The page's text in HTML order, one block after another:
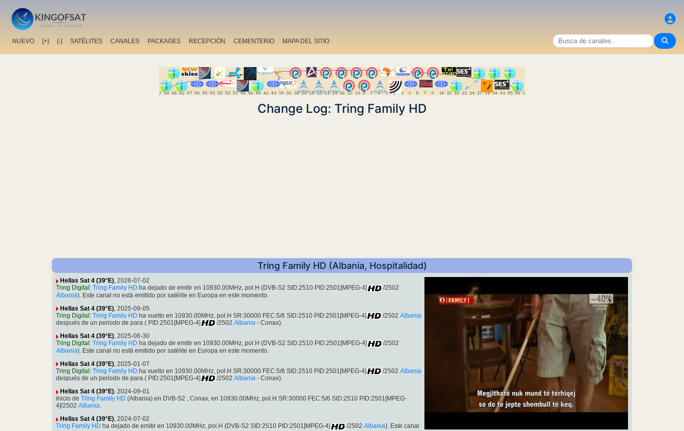
NUEVO [+] [-] SATÉLITES CANALES PACKAGES RECEPCIÓN CEMENTERIO MAPA DEL SITIO
Change Log: Tring Family HD
Tring Family HD (Albania, Hospitalidad)
Hellas Sat 4 (39°E), 2026-07-02
Tring Digital : Tring Family HD ha dejado de emitir en 10930.00MHz, pol.H (DVB-S2 SID:2510 PID:2501[MPEG-4]
/2502
Albania). Este canal no está emitido por satélite en Europa en este momento.
Hellas Sat 4 (39°E) , 2025-09-05
Tring Digital: Tring Family HD ha vuelto en 10930.00MHz, pol.H SR:30000 FEC:5/6 SID:2510 PID:2501[MPEG-4] /2502 Albania
después de un periodo de para ( PID:2501[MPEG-4]
/2502 Albania - Conax).
Hellas Sat 4 (39°E), 2025-06-30
Tring Digital : Tring Family HD ha dejado de emitir en 10930.00MHz, pol.H (DVB-S2 SID:2510 PID:2501[MPEG-4]
/2502
Albania). Este canal no está emitido por satélite en Europa en este momento.
Hellas Sat 4 (39°E) , 2025-01-07
Tring Digital: Tring Family HD ha vuelto en 10930.00MHz, pol.H SR:30000 FEC:5/6 SID:2510 PID:2501[MPEG-4] /2502 Albania
después de un periodo de para ( PID:2501[MPEG-4]
/2502 Albania - Conax).
Hellas Sat 4 (39°E), 2024-09-01
Inicio de Tring Family HD (Albania) en DVB-S2 , Conax, en 10930.00MHz, pol.H SR:30000 FEC:5/6 SID:2510 PID:2501[MPEG-
4]/2502 Albania.
Hellas Sat 4 (39°E), 2024-07-02
Tring Family HD ha dejado de emitir en 10930.00MHz, pol.H (DVB-S2 SID:2510 PID:2501[MPEG-4] /2502 Albania). Este canal